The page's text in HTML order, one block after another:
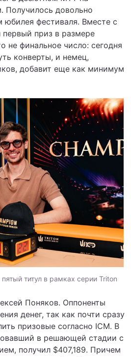
Получилось довольно
юбилея фестиваля. Вместе с
первый приз в размере
не финальное число: сегодня
конверты, и немец,
добавит еще как минимум
титул в рамках серии Triton
Поняков. Оппоненты
денег, так как почти сразу
призовые согласно ICM. В
в решающей стадии с
получил $407,189. Причем